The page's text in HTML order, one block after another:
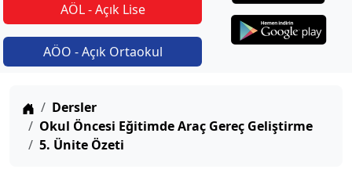
AÖL - Açık Lise
AÖO - Açık Ortaokul
Anasayfa
Dersler
Okul Öncesi Eğitimde Araç Gereç Geliştirme
5. Ünite Özeti